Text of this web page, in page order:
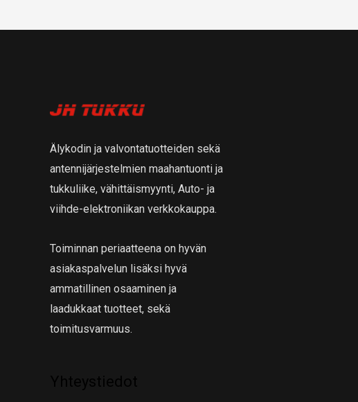
Älykodin ja valvontatuotteiden sekä
antennijärjestelmien maahantuonti ja
tukkuliike, vähittäismyynti, Auto- ja
viihde-elektroniikan verkkokauppa.
Toiminnan periaatteena on hyvän
asiakaspalvelun lisäksi hyvä
ammatillinen osaaminen ja
laadukkaat tuotteet, sekä
toimitusvarmuus.